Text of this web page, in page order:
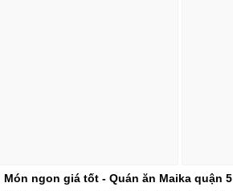
Món ngon giá tốt - Quán ăn Maika quận 5